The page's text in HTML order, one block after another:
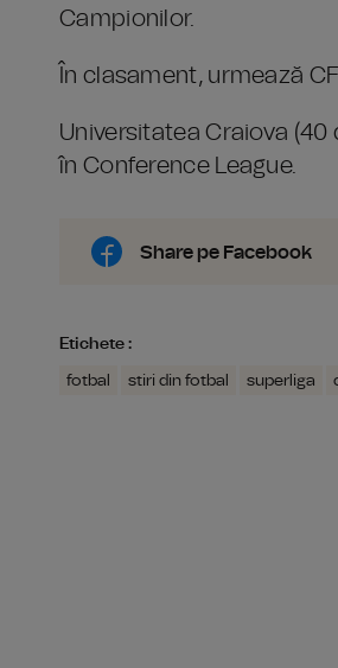
Campionilor.
În clasament, urmează
Universitatea Craiova
în Conference League.
Share pe Facebook
Etichete :
fotbal stiri din fotbal superliga